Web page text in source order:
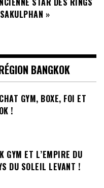
»
BANGKOK
GYM, BOXE, FOI ET
!
GYM ET L’EMPIRE DU
DU SOLEIL LEVANT !